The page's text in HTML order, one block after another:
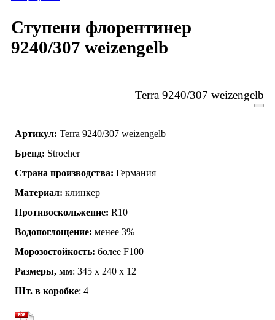
Ступени флорентинер
9240/307 weizengelb
Terra 9240/307 weizengelb
Артикул: Terra 9240/307 weizengelb
Бренд: Stroeher
Страна производства: Германия
Материал: клинкер
Противоскольжение: R10
Водопоглощение: менее 3%
Морозостойкость: более F100
Размеры, мм: 345 x 240 x 12
Шт. в коробке: 4